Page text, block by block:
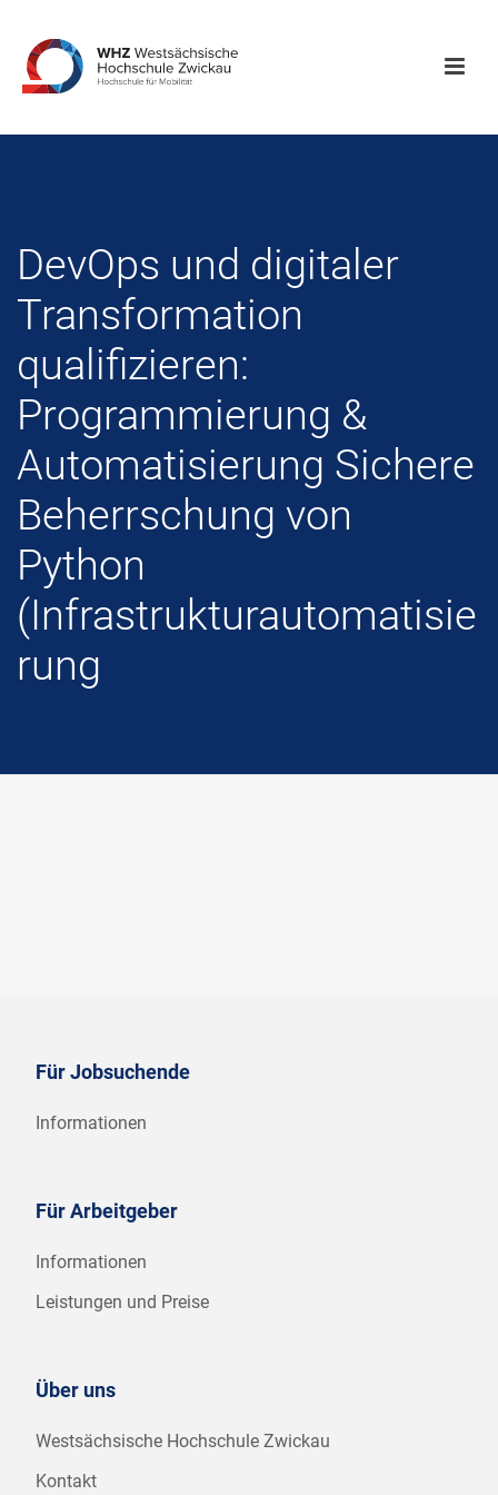
DevOps und digitaler
Transformation
qualifizieren:
Programmierung &
Automatisierung Sichere
Beherrschung von
Python
(Infrastrukturautomatisie
rung
Für Jobsuchende
Informationen
Für Arbeitgeber
Informationen
Leistungen und Preise
Über uns
Westsächsische Hochschule Zwickau
Kontakt